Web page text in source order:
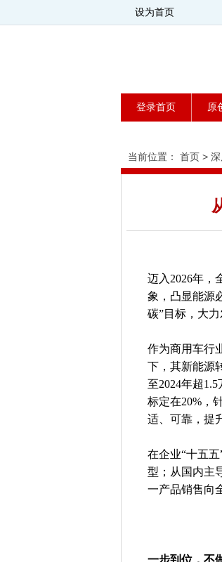
设为首页
登录首页 原
当前位置： 首页 >
迈入2026年，
象，凸显能源
碳”目标，大
作为商用车行
下，其新能源
至2024年超
标定在20%，
适、可靠，提
在企业“十五
型；从国内主
一产品销售向
一步到位，不